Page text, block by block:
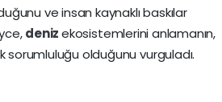
ve insan kaynaklı baskılar
denizekosistemlerini anlamanın,
olduğunu vurguladı.